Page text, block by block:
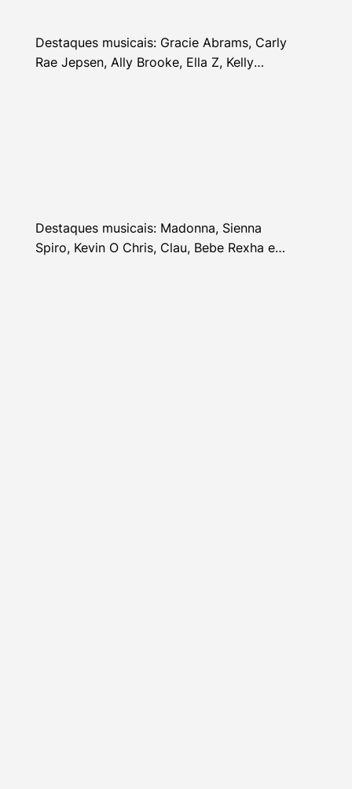
Destaques musicais: Gracie Abrams, Carly
Rae Jepsen, Ally Brooke, Ella Z, Kelly
Destaques musicais: Madonna, Sienna
Spiro, Kevin O Chris, Clau, Bebe Rexha e